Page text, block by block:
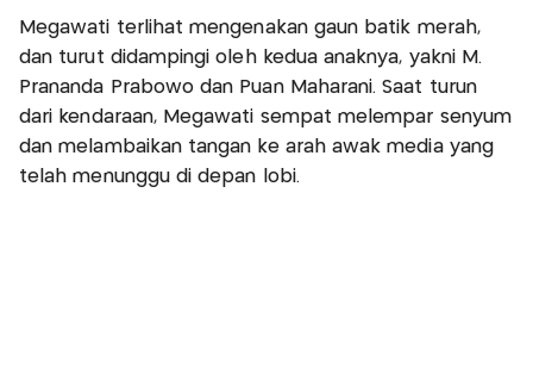
Megawati terlihat mengenakan gaun batik merah,
dan turut didampingi oleh kedua anaknya, yakni M.
Prananda Prabowo dan Puan Maharani. Saat turun
dari kendaraan, Megawati sempat melempar senyum
dan melambaikan tangan ke arah awak media yang
telah menunggu di depan lobi.